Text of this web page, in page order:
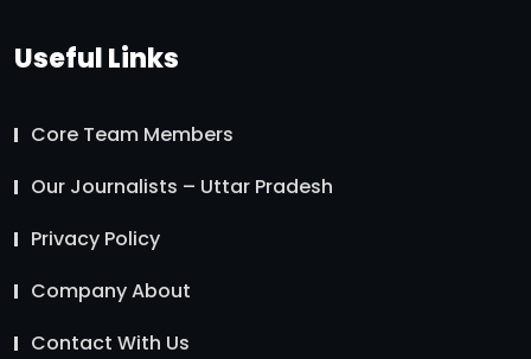
Useful Links
Core Team Members
Our Journalists – Uttar Pradesh
Privacy Policy
Company About
Contact With Us